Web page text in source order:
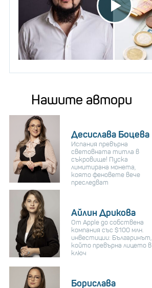
Нашите автори
Десислава Боцева
Испания превърна
световната титла в
съкровище! Пуска
лимитирана монета,
която феновете вече
преследват
Айлин Дрикова
От Apple до собствена
компания със $100 млн.
инвестиции: Българинът,
който превърна лицето в
ключ
Борислава